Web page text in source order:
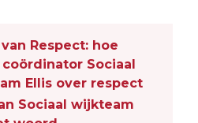
Respect: hoe
Sociaal
Ellis over respect
Sociaal wijkteam